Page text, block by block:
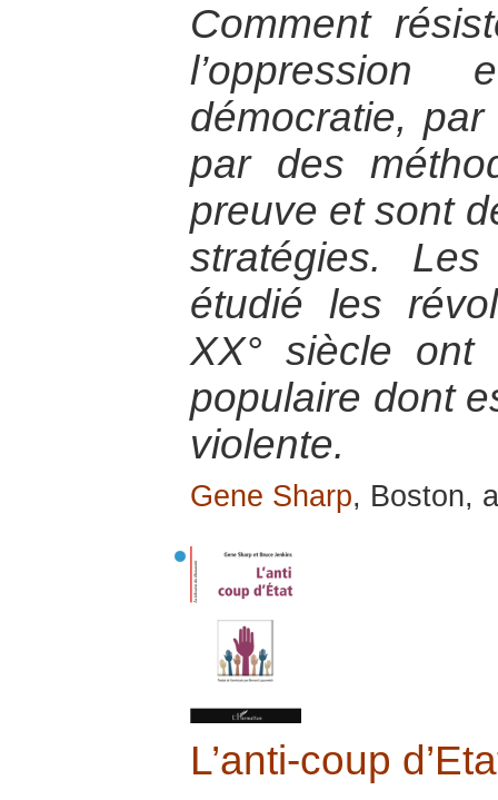
Comment
démocratie,
par des
preuve et sont
stratégies.
étudié les
XX° siècle ont
populaire dont
violente.
Gene Sharp, Boston,
L’anti-coup